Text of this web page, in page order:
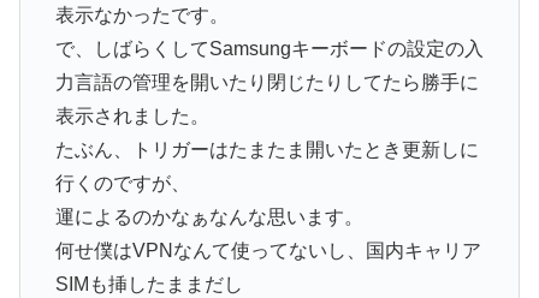
表示なかったです。
で、しばらくしてSamsungキーボードの設定の入
力言語の管理を開いたり閉じたりしてたら勝手に
表示されました。
たぶん、トリガーはたまたま開いたとき更新しに
行くのですが、
運によるのかなぁなんな思います。
何せ僕はVPNなんて使ってないし、国内キャリア
SIMも挿したままだし